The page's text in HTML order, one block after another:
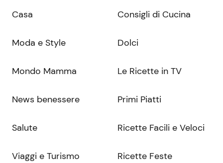
Casa
Moda e Style
Mondo Mamma
News benessere
Salute
Viaggi e Turismo
Consigli di Cucina
Dolci
Le Ricette in TV
Primi Piatti
Ricette Facili e Veloci
Ricette Feste